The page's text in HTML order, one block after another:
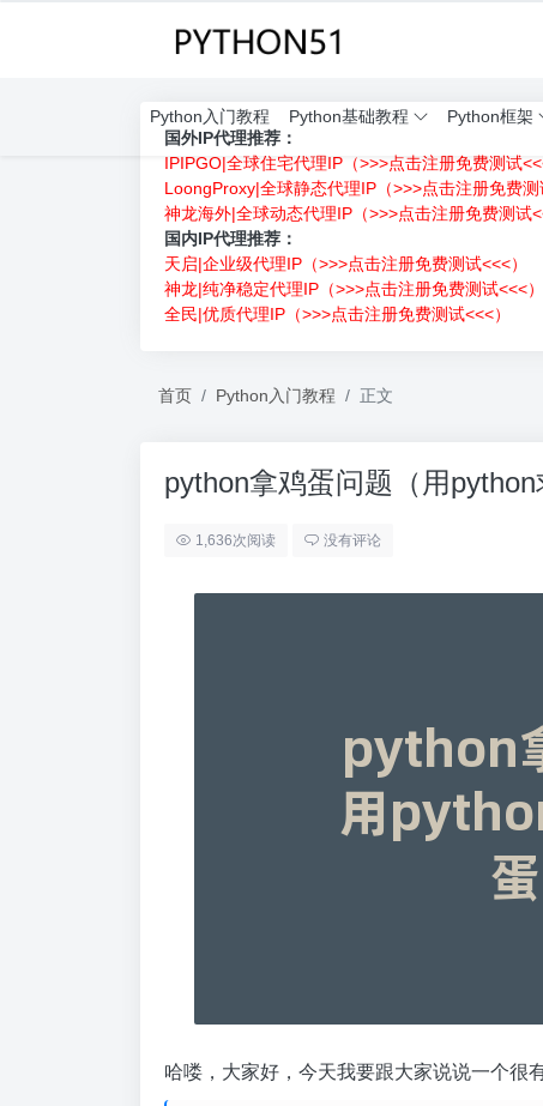
Python入门教程 Python基础教程 Python框架
国外IP代理推荐：
IPIPGO|全球住宅代理IP（>>>点击注册免费测试
LoongProxy|全球静态代理IP（>>>点击注册免费测
神龙海外|全球动态代理IP（>>>点击注册免费测试
国内IP代理推荐：
天启|企业级代理IP（>>>点击注册免费测试<<<）
神龙|纯净稳定代理IP（>>>点击注册免费测试<<<）
全民|优质代理IP（>>>点击注册免费测试<<<）
首页 Python入门教程 正文
python拿鸡蛋问题（用python
1,636次阅读 没有评论
哈喽，大家好，今天我要跟大家说说一个很